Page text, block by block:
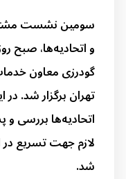
سومین نشست
گودرزی معاون
تهران برگزار شد.
اتحادیه‌ها بررسی
لازم جهت تسریع
شد.